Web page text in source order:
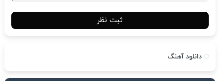
ثبت نظر
دانلود آهنگ